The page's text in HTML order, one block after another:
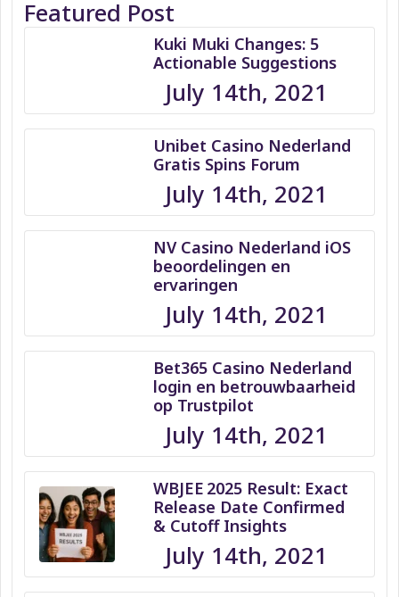
Featured Post
Kuki Muki Changes: 5
Actionable Suggestions
July 14th, 2021
Unibet Casino Nederland
Gratis Spins Forum
July 14th, 2021
NV Casino Nederland iOS
beoordelingen en
ervaringen
July 14th, 2021
Bet365 Casino Nederland
login en betrouwbaarheid
op Trustpilot
July 14th, 2021
WBJEE 2025 Result: Exact
Release Date Confirmed
& Cutoff Insights
July 14th, 2021